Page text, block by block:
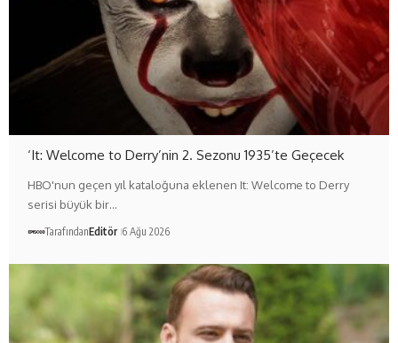
‘It: Welcome to Derry’nin 2. Sezonu 1935’te Geçecek
HBO'nun geçen yıl kataloğuna eklenen It: Welcome to Derry
serisi büyük bir…
TarafındanEditör 6 Ağu 2026